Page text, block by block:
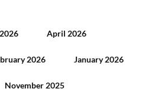
April 2026
2026 January 2026
November 2025